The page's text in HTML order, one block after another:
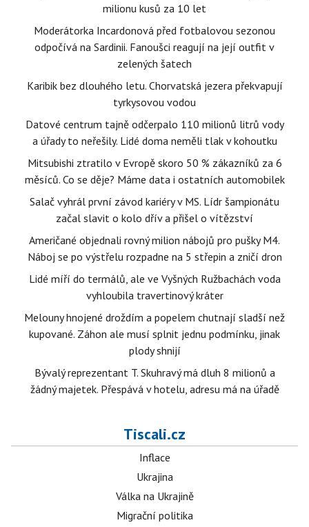
milionu kusů za 10 let
Moderátorka Incardonová před fotbalovou sezonou
odpočívá na Sardinii. Fanoušci reagují na její outfit v
zelených šatech
Karibik bez dlouhého letu. Chorvatská jezera překvapují
tyrkysovou vodou
Datové centrum tajně odčerpalo 110 milionů litrů vody
a úřady to neřešily. Lidé doma neměli tlak v kohoutku
Mitsubishi ztratilo v Evropě skoro 50 % zákazníků za 6
měsíců. Co se děje? Máme data i ostatních automobilek
Salač vyhrál první závod kariéry v MS. Lídr šampionátu
začal slavit o kolo dřív a přišel o vítězství
Američané objednali rovný milion nábojů pro pušky M4.
Náboj se po výstřelu rozpadne na 5 střepin a zničí dron
Lidé míří do termálů, ale ve Vyšných Ružbachách voda
vyhloubila travertinový kráter
Melouny hnojené droždím a popelem chutnají sladší než
kupované. Záhon ale musí splnit jednu podmínku, jinak
plody shnijí
Bývalý reprezentant T. Skuhravý má dluh 8 milionů a
žádný majetek. Přespává v hotelu, adresu má na úřadě
Tiscali.cz
Inflace
Ukrajina
Válka na Ukrajině
Migrační politika